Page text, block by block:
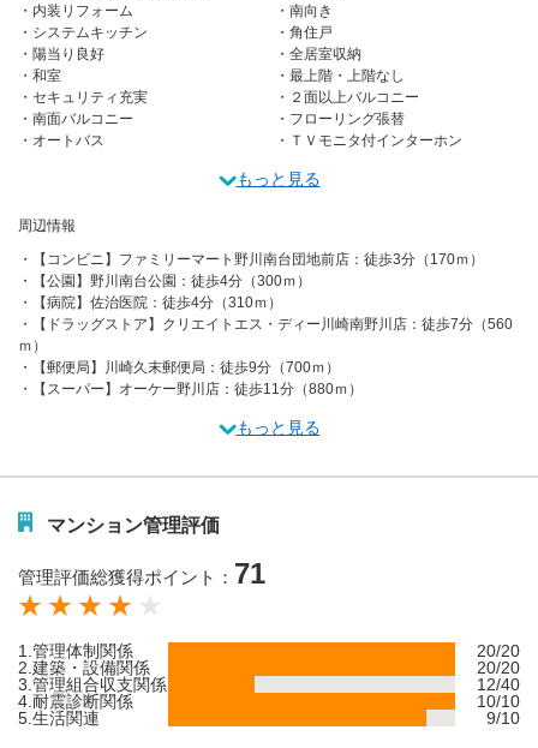
内装リフォーム
南向き
システムキッチン
角住戸
陽当り良好
全居室収納
和室
最上階・上階なし
セキュリティ充実
２面以上バルコニー
南面バルコニー
フローリング張替
オートバス
ＴＶモニタ付インターホン
もっと見る
周辺情報
【コンビニ】ファミリーマート野川南台団地前店：徒歩3分（170ｍ）
【公園】野川南台公園：徒歩4分（300ｍ）
【病院】佐治医院：徒歩4分（310ｍ）
【ドラッグストア】クリエイトエス・ディー川崎南野川店：徒歩7分（560
ｍ）
【郵便局】川崎久末郵便局：徒歩9分（700ｍ）
【スーパー】オーケー野川店：徒歩11分（880ｍ）
もっと見る
マンション管理評価
管理評価総獲得ポイント： 71
1.管理体制関係
20/20
2.建築・設備関係
20/20
3.管理組合収支関係
12/40
4.耐震診断関係
10/10
5.生活関連
9/10